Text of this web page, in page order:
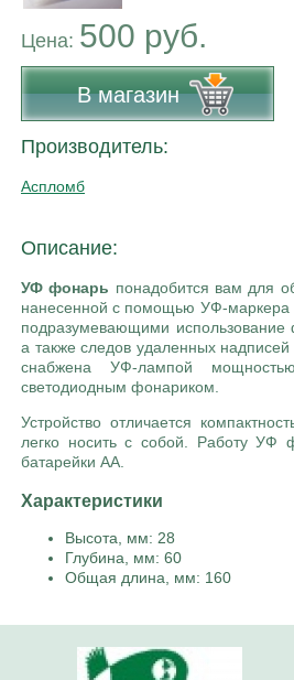
Цена: 500 руб.
В магазин
Производитель:
Аспломб
Описание:
УФ фонарь понадобится вам для
нанесенной с помощью УФ-маркера
подразумевающими использование
а также следов удаленных
снабжена УФ-лампой
светодиодным фонариком.
Устройство отличается
легко носить с собой. Работу УФ
батарейки АА.
Характеристики
Высота, мм: 28
Глубина, мм: 60
Общая длина, мм: 160